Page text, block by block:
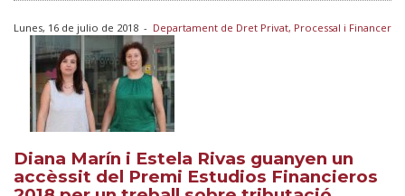
Lunes, 16 de julio de 2018 - Departament de Dret Privat, Processal i Financer
Diana Marín i Estela Rivas guanyen un
accèssit del Premi Estudios Financieros